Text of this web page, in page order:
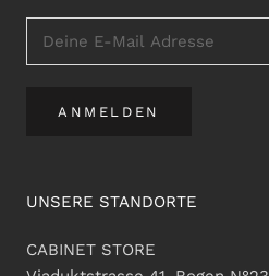
ANMELDEN
UNSERE STANDORTE
CABINET STORE